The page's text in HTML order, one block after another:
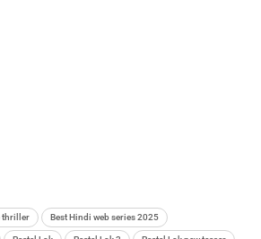
thriller Best Hindi web series 2025